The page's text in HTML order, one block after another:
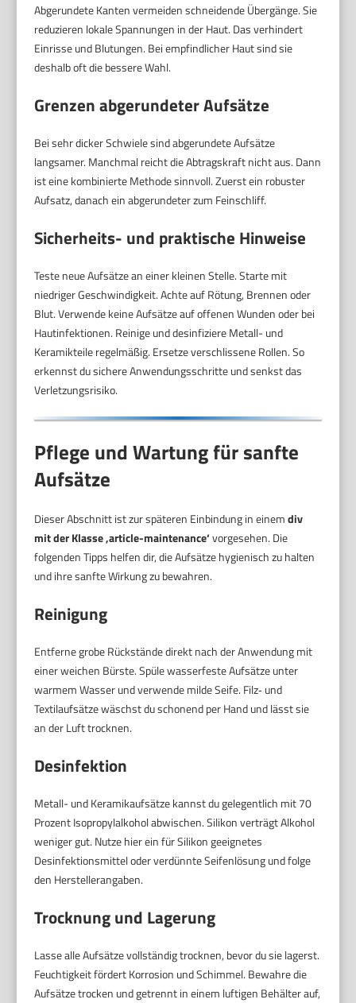
Abgerundete Kanten vermeiden schneidende Übergänge. Sie
reduzieren lokale Spannungen in der Haut. Das verhindert
Einrisse und Blutungen. Bei empfindlicher Haut sind sie
deshalb oft die bessere Wahl.
Grenzen abgerundeter Aufsätze
Bei sehr dicker Schwiele sind abgerundete Aufsätze
langsamer. Manchmal reicht die Abtragskraft nicht aus. Dann
ist eine kombinierte Methode sinnvoll. Zuerst ein robuster
Aufsatz, danach ein abgerundeter zum Feinschliff.
Sicherheits- und praktische Hinweise
Teste neue Aufsätze an einer kleinen Stelle. Starte mit
niedriger Geschwindigkeit. Achte auf Rötung, Brennen oder
Blut. Verwende keine Aufsätze auf offenen Wunden oder bei
Hautinfektionen. Reinige und desinfiziere Metall- und
Keramikteile regelmäßig. Ersetze verschlissene Rollen. So
erkennst du sichere Anwendungsschritte und senkst das
Verletzungsrisiko.
Pflege und Wartung für sanfte
Aufsätze
Dieser Abschnitt ist zur späteren Einbindung in einemdiv
mit der Klasse ‚article-maintenance‘vorgesehen. Die
folgenden Tipps helfen dir, die Aufsätze hygienisch zu halten
und ihre sanfte Wirkung zu bewahren.
Reinigung
Entferne grobe Rückstände direkt nach der Anwendung mit
einer weichen Bürste. Spüle wasserfeste Aufsätze unter
warmem Wasser und verwende milde Seife. Filz‑ und
Textilaufsätze wäschst du schonend per Hand und lässt sie
an der Luft trocknen.
Desinfektion
Metall- und Keramikaufsätze kannst du gelegentlich mit 70
Prozent Isopropylalkohol abwischen. Silikon verträgt Alkohol
weniger gut. Nutze hier ein für Silikon geeignetes
Desinfektionsmittel oder verdünnte Seifenlösung und folge
den Herstellerangaben.
Trocknung und Lagerung
Lasse alle Aufsätze vollständig trocknen, bevor du sie lagerst.
Feuchtigkeit fördert Korrosion und Schimmel. Bewahre die
Aufsätze trocken und getrennt in einem luftigen Behälter auf,